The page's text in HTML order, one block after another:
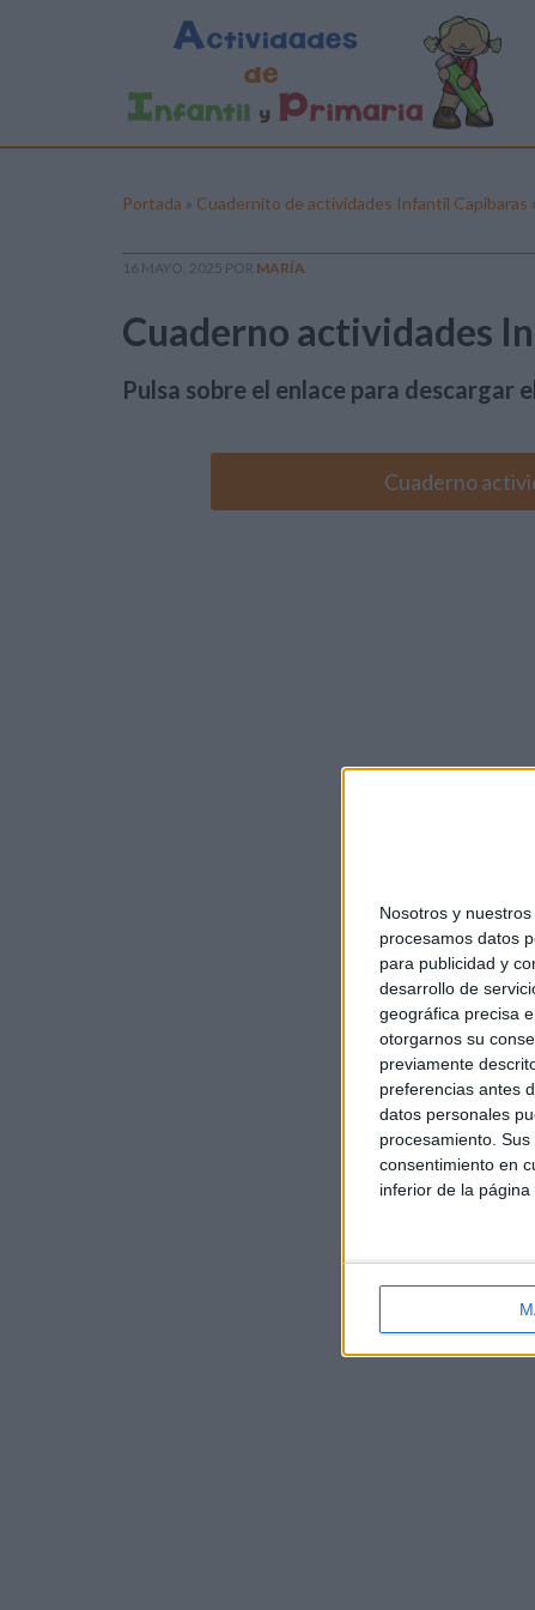
Nosotros y nuestros
procesamos datos
para publicidad y
desarrollo de
geográfica precisa
otorgarnos su
previamente
preferencias antes
datos personales
procesamiento.
consentimiento en
inferior de la página
Portada » Cuadernito de actividades Infantil Capibaras
16 MAYO, 2025 POR MARÍA
Cuaderno actividades
Pulsa sobre el enlace para descargar
Cuaderno